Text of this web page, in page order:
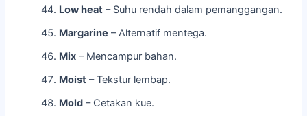
Low heat – Suhu rendah dalam pemanggangan.
Margarine – Alternatif mentega.
Mix – Mencampur bahan.
Moist – Tekstur lembap.
Mold – Cetakan kue.